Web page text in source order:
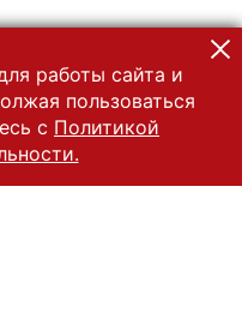
работы сайта и
пользоваться
с Политикой